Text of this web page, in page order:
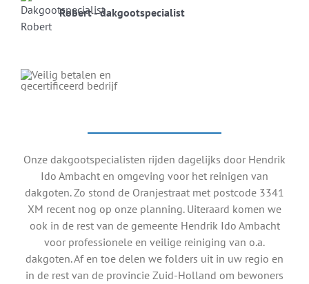
Robert - dakgootspecialist
Onze dakgootspecialisten rijden dagelijks door Hendrik
Ido Ambacht en omgeving voor het reinigen van
dakgoten. Zo stond de Oranjestraat met postcode 3341
XM recent nog op onze planning. Uiteraard komen we
ook in de rest van de gemeente Hendrik Ido Ambacht
voor professionele en veilige reiniging van o.a.
dakgoten. Af en toe delen we folders uit in uw regio en
in de rest van de provincie Zuid-Holland om bewoners